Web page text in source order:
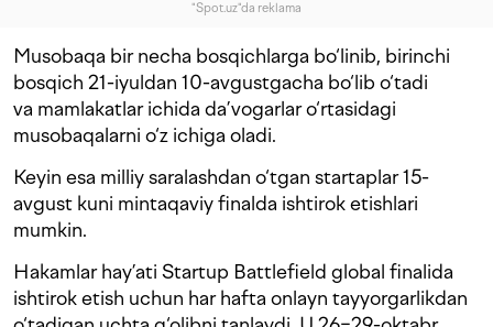
"Spot.uz"da reklama
Musobaqa bir necha bosqichlarga bo‘linib, birinchi
bosqich 21-iyuldan 10-avgustgacha bo‘lib o‘tadi
va mamlakatlar ichida da’vogarlar o‘rtasidagi
musobaqalarni o‘z ichiga oladi.
Keyin esa milliy saralashdan o‘tgan startaplar 15-
avgust kuni mintaqaviy finalda ishtirok etishlari
mumkin.
Hakamlar hay’ati Startup Battlefield global finalida
ishtirok etish uchun har hafta onlayn tayyorgarlikdan